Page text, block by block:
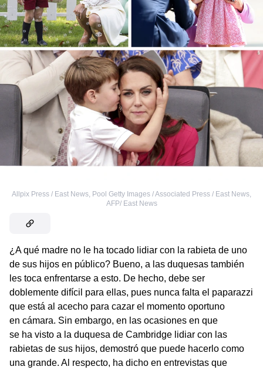
Allpix Press / East News, Pool Getty Images / Associated Press / East News,
AFP/ East News
¿A qué madre no le ha tocado lidiar con la rabieta de uno
de sus hijos en público? Bueno, a las duquesas también
les toca enfrentarse a esto. De hecho, debe ser
doblemente difícil para ellas, pues nunca falta el paparazzi
que está al acecho para cazar el momento oportuno
en cámara. Sin embargo, en las ocasiones en que
se ha visto a la duquesa de Cambridge lidiar con las
rabietas de sus hijos, demostró que puede hacerlo como
una grande. Al respecto, ha dicho en entrevistas que